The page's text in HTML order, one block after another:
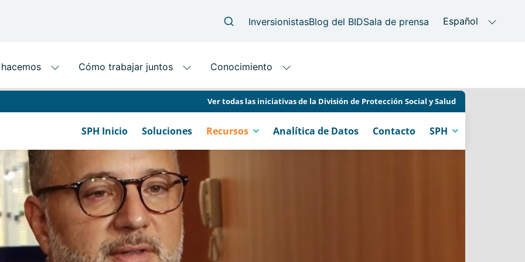
Ver todas las iniciativas de la División de Protección Social y Salud
SPH Inicio Soluciones Recursos Analítica de Datos Contacto SPH